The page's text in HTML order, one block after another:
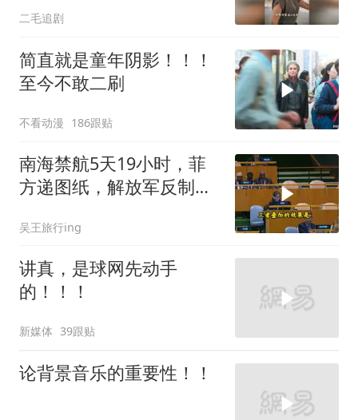
二毛追剧
简直就是童年阴影！！！
至今不敢二刷
不看动漫 186跟贴
南海禁航5天19小时，菲
方递图纸，解放军反制组
吴王旅行ing
讲真，是球网先动手
的！！！
新媒体 39跟贴
论背景音乐的重要性！！